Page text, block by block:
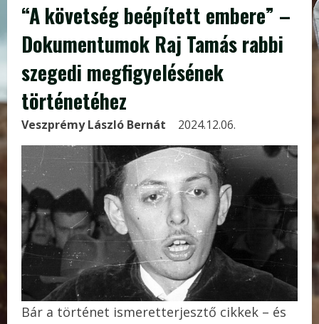
“A követség beépített embere” –
Dokumentumok Raj Tamás rabbi
szegedi megfigyelésének
történetéhez
Veszprémy László Bernát 2024.12.06.
Bár a történet ismeretterjesztő cikkek – és